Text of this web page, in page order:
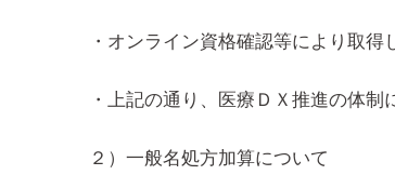
・オンライン資格確認等により取
・上記の通り、医療ＤＸ推進の体
２）一般名処方加算について